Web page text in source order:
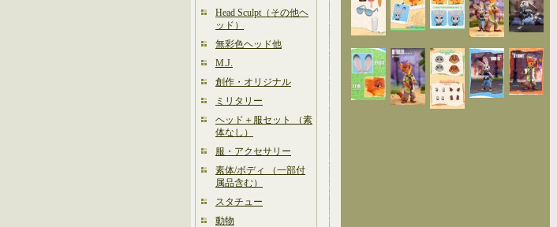
Head Sculpt（その他ヘ
ッド）
無彩色ヘッド他
M.J.
創作・オリジナル
ミリタリー
ヘッド＋服セット （素
体なし）
服・アクセサリー
素体/ボディ （一部付
属品含む）
スタチュー
動物